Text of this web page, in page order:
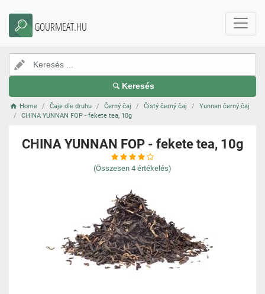
GOURMEAT.HU
Keresés
Home Čaje dle druhu Černý čaj Čistý černý čaj
Yunnan černý čaj
CHINA YUNNAN FOP - fekete tea, 10g
CHINA YUNNAN FOP - fekete tea, 10g
(Összesen 4 értékelés)